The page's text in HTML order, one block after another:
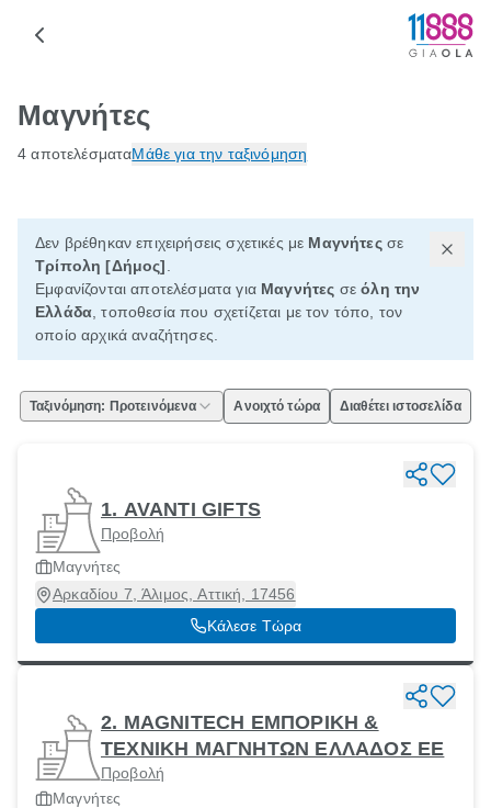
Μαγνήτες
4 αποτελέσματαΜάθε για την ταξινόμηση
Δεν βρέθηκαν επιχειρήσεις σχετικές με Μαγνήτεςσε
Τρίπολη [Δήμος]
Εμφανίζονται αποτελέσματα για Μαγνήτες σεόλη την
Ελλάδα , τοποθεσία που σχετίζεται με τον τόπο, τον
οποίο αρχικά αναζήτησες.
Ταξινόμηση: Προτεινόμενα Ανοιχτό τώρα Διαθέτει ιστοσελίδα
1. AVANTI GIFTS
Προβολή
Μαγνήτες
Αρκαδίου 7, Άλιμος, Αττική, 17456
Κάλεσε Τώρα
2. MAGNITECH ΕΜΠΟΡΙΚΗ &
ΤΕΧΝΙΚΗ ΜΑΓΝΗΤΩΝ ΕΛΛΑΔΟΣ ΕΕ
Προβολή
Μαγνήτες